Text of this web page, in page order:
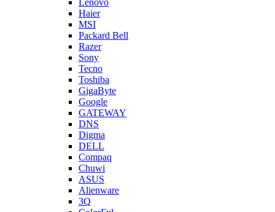
Lenovo
Haier
MSI
Packard Bell
Razer
Sony
Tecno
Toshiba
GigaByte
Google
GATEWAY
DNS
Digma
DELL
Compaq
Chuwi
ASUS
Alienware
3Q